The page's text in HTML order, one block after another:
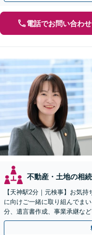
電話でお問い合わせ
不動産・土地の相続
【天神駅2分｜元検事】お気
に向けご一緒に取り組んでま
分、遺言書作成、事業承継な
ピニオン可【休日・夜間相談